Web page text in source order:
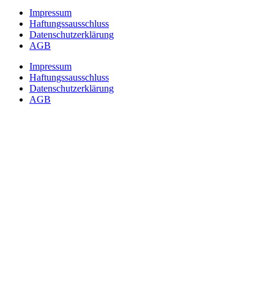
Impressum
Haftungssausschluss
Datenschutzerklärung
AGB
Impressum
Haftungssausschluss
Datenschutzerklärung
AGB